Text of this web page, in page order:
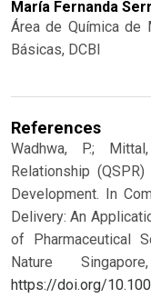
María Fernanda
Área de Química de
Básicas, DCBI
References
Wadhwa, P.;
Relationship
Development. In
Delivery: An
of Pharmaceutical
Nature
https://doi.org/